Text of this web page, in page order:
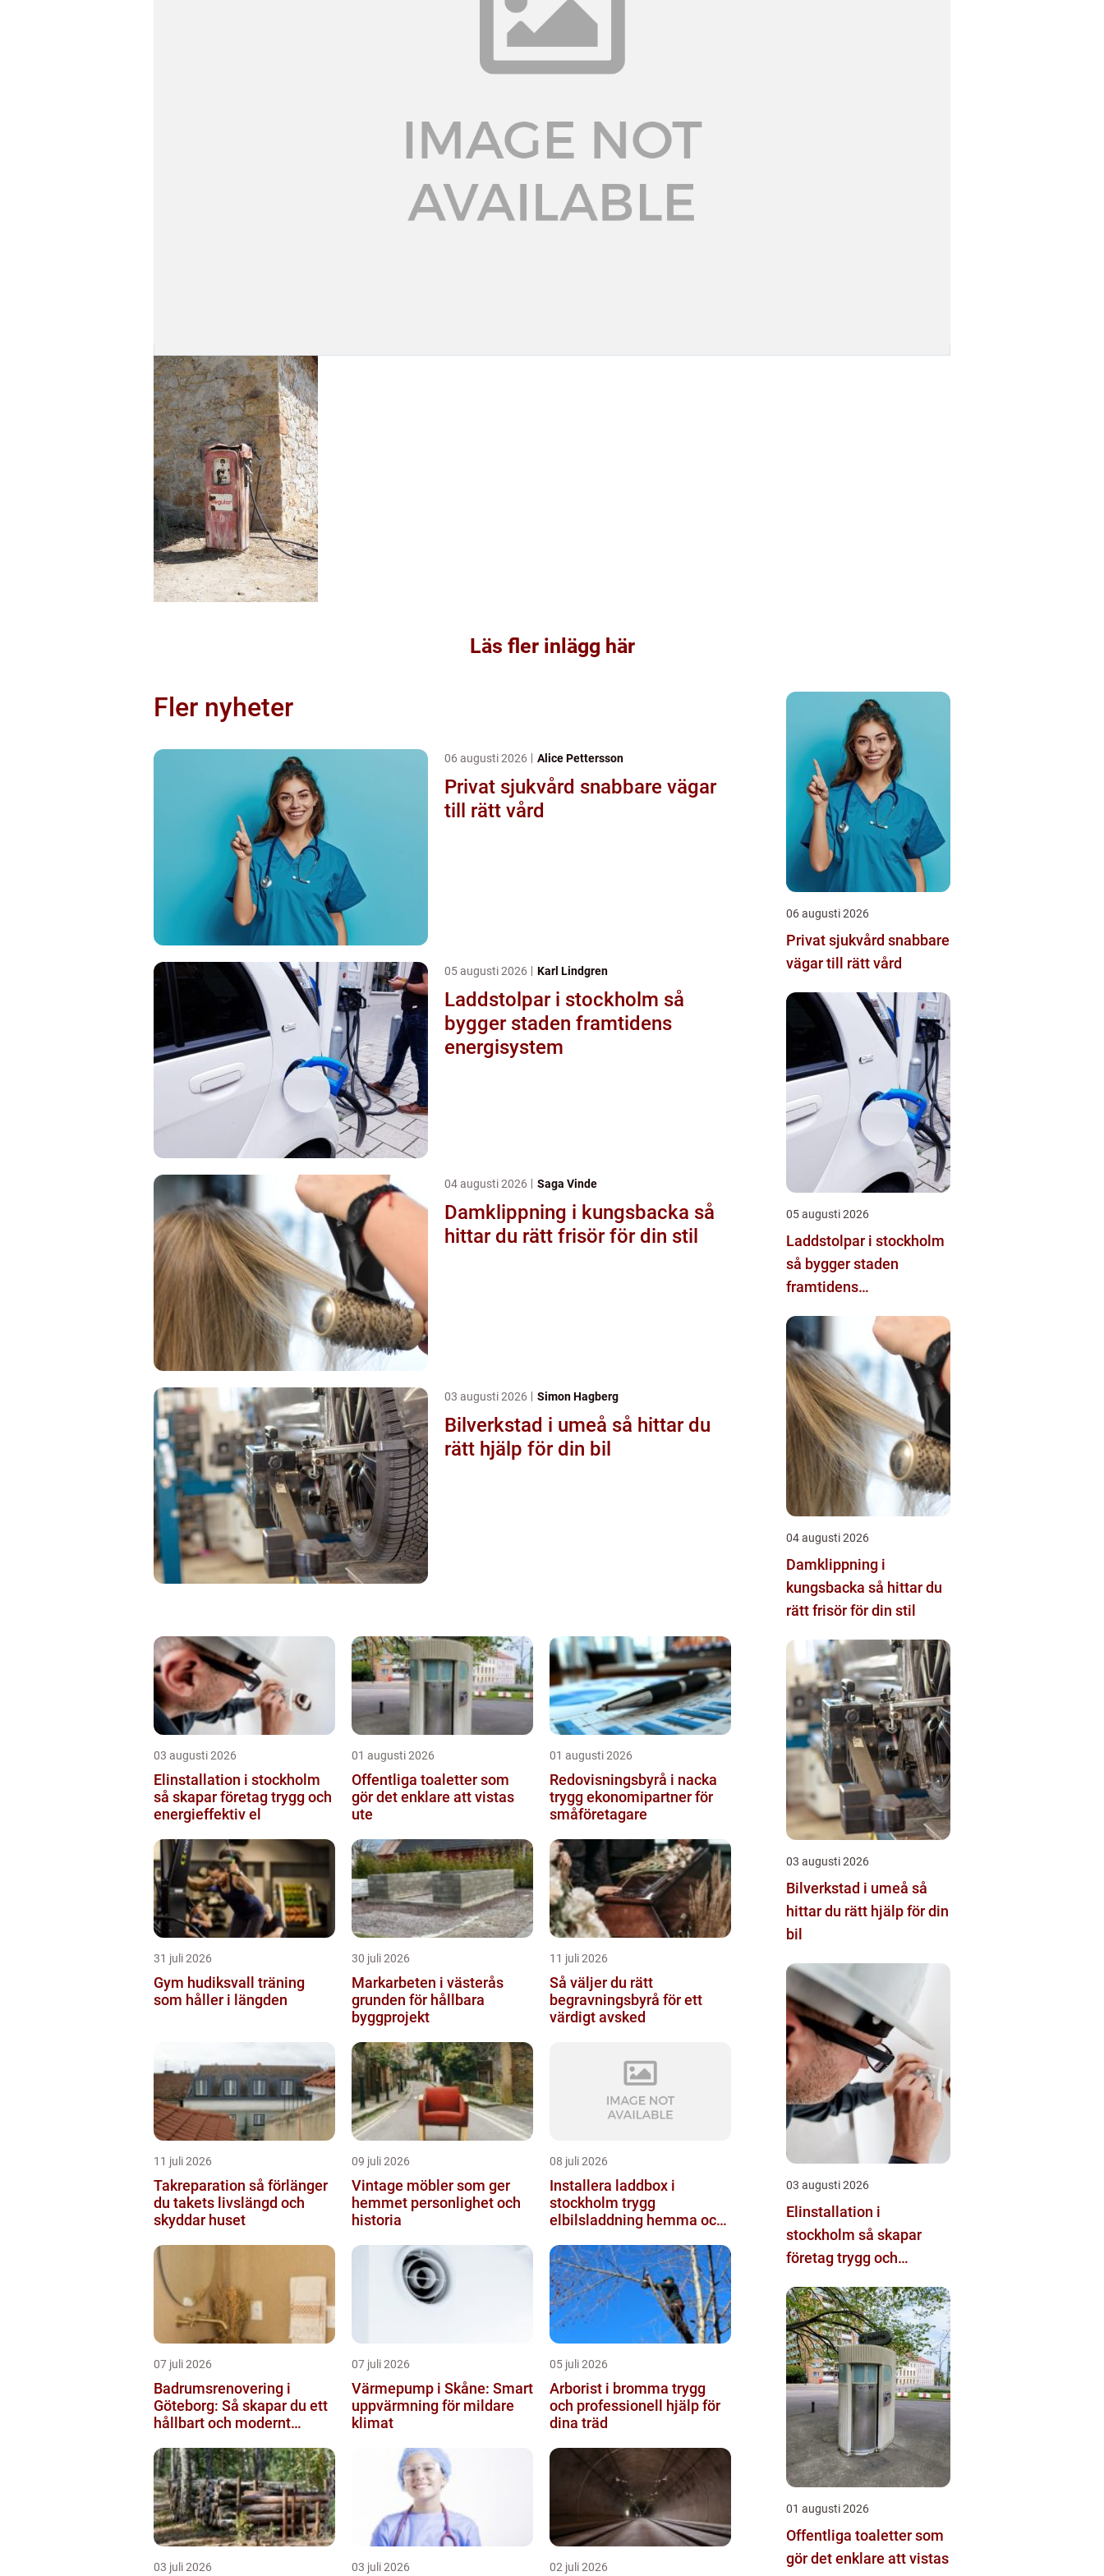
Läs fler inlägg här
Fler nyheter
06 augusti 2026 Alice Pettersson
Privat sjukvård snabbare vägar
till rätt vård
05 augusti 2026 Karl Lindgren
Laddstolpar i stockholm så
bygger staden framtidens
energisystem
04 augusti 2026 Saga Vinde
Damklippning i kungsbacka så
hittar du rätt frisör för din stil
03 augusti 2026 Simon Hagberg
Bilverkstad i umeå så hittar du
rätt hjälp för din bil
03 augusti 2026
Elinstallation i stockholm
så skapar företag trygg och
energieffektiv el
01 augusti 2026
Offentliga toaletter som
gör det enklare att vistas
ute
01 augusti 2026
Redovisningsbyrå i nacka
trygg ekonomipartner för
småföretagare
31 juli 2026
Gym hudiksvall träning
som håller i längden
30 juli 2026
Markarbeten i västerås
grunden för hållbara
byggprojekt
11 juli 2026
Så väljer du rätt
begravningsbyrå för ett
värdigt avsked
11 juli 2026
Takreparation så förlänger
du takets livslängd och
skyddar huset
09 juli 2026
Vintage möbler som ger
hemmet personlighet och
historia
08 juli 2026
Installera laddbox i
stockholm trygg
elbilsladdning hemma och
07 juli 2026
Badrumsrenovering i
Göteborg: Så skapar du ett
hållbart och modernt
07 juli 2026
Värmepump i Skåne: Smart
uppvärmning för mildare
klimat
05 juli 2026
Arborist i bromma trygg
och professionell hjälp för
dina träd
03 juli 2026 03 juli 2026 02 juli 2026
06 augusti 2026
Privat sjukvård snabbare
vägar till rätt vård
05 augusti 2026
Laddstolpar i stockholm
så bygger staden
framtidens
04 augusti 2026
Damklippning i
kungsbacka så hittar du
rätt frisör för din stil
03 augusti 2026
Bilverkstad i umeå så
hittar du rätt hjälp för din
bil
03 augusti 2026
Elinstallation i
stockholm så skapar
företag trygg och
01 augusti 2026
Offentliga toaletter som
gör det enklare att vistas